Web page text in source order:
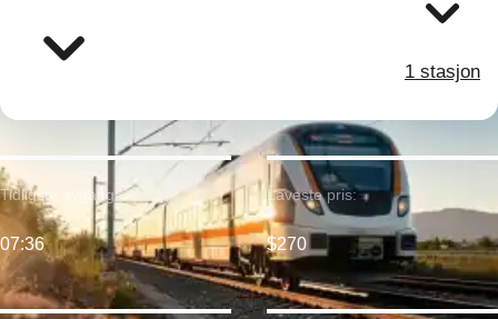
1 stasjon
Tidligste avgang:
07:36
Laveste pris:
$270